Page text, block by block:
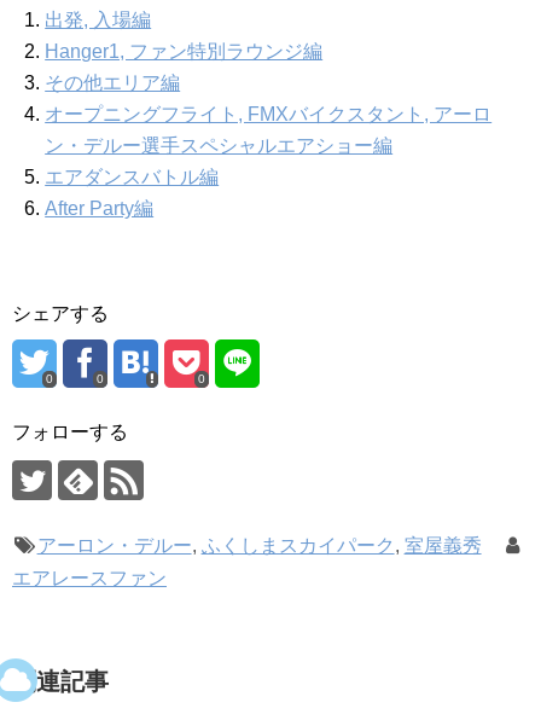
出発, 入場編
Hanger1, ファン特別ラウンジ編
その他エリア編
オープニングフライト, FMXバイクスタント, アーロ
ン・デルー選手スペシャルエアショー編
エアダンスバトル編
After Party編
シェアする
0 0 0
フォローする
アーロン・デルー, ふくしまスカイパーク , 室屋義秀
エアレースファン
関連記事